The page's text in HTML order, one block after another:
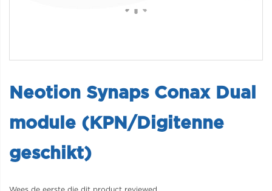
Neotion Synaps Conax Dual
module (KPN/Digitenne
geschikt)